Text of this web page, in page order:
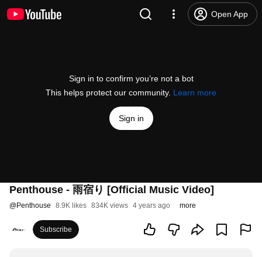
Open App
Sign in to confirm you’re not a bot
This helps protect our community. Learn more
Sign in
Penthouse - 雨宿り [Official Music Video]
@Penthouse 8.9K likes 834K views 4 years ago more
Subscribe